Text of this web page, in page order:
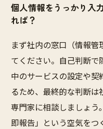
個人情報をうっかり入
れば？
まず社内の窓口（情報
てください。自己判断で
中のサービスの設定や契
るため、最終的な判断
専門家に相談しましょう
即報告」という空気をつ